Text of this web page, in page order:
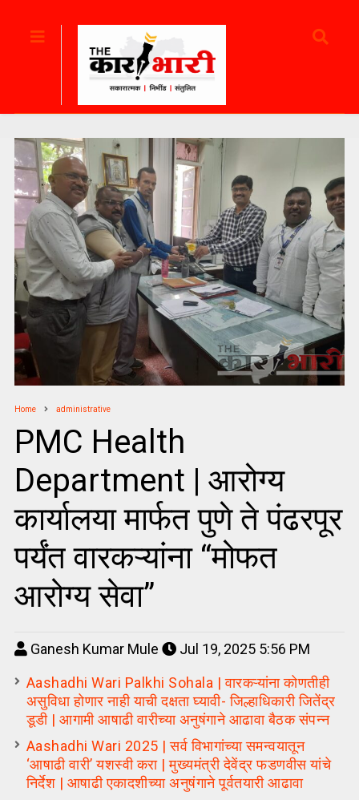
Home administrative
PMC Health
Department | आरोग्य
कार्यालया मार्फत पुणे ते पंढरपूर
पर्यंत वारकऱ्यांना “मोफत
आरोग्य सेवा”
Ganesh Kumar Mule
Jul 19, 2025 5:56 PM
Aashadhi Wari Palkhi Sohala | वारकऱ्यांना कोणतीही
असुविधा होणार नाही याची दक्षता घ्यावी- जिल्हाधिकारी जितेंद्र
डूडी | आगामी आषाढी वारीच्या अनुषंगाने आढावा बैठक संपन्न
Aashadhi Wari 2025 | सर्व विभागांच्या समन्वयातून
‘आषाढी वारी’ यशस्वी करा | मुख्यमंत्री देवेंद्र फडणवीस यांचे
निर्देश | आषाढी एकादशीच्या अनुषंगाने पूर्वतयारी आढावा